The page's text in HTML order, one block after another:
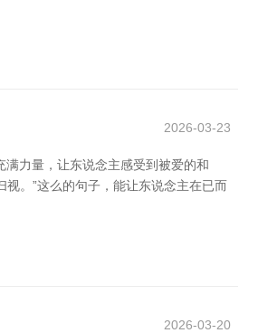
2026-03-23
力量，让东说念主感受到被爱的和
视。”这么的句子，能让东说念主在已而
2026-03-20